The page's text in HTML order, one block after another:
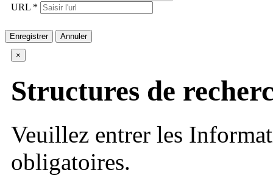
URL *
Enregistrer Annuler
×
Structures de
Veuillez entrer les
obligatoires.